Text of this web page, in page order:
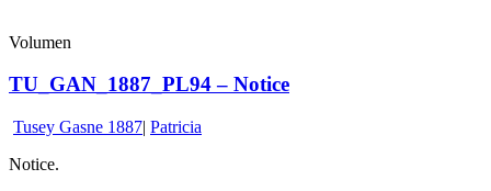
Volumen
TU_GAN_1887_PL94 – Notice
Tusey Gasne 1887| Patricia
Notice.